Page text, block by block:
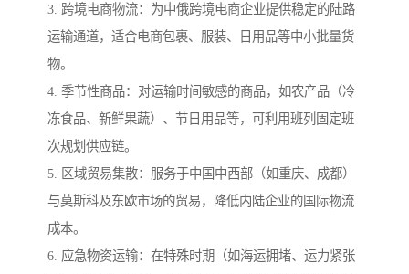
3. 跨境电商物流：为中俄跨境电商企业提供稳定的陆路
运输通道，适合电商包裹、服装、日用品等中小批量货
物。
4. 季节性商品：对运输时间敏感的商品，如农产品（冷
冻食品、新鲜果蔬）、节日用品等，可利用班列固定班
次规划供应链。
5. 区域贸易集散：服务于中国中西部（如重庆、成都）
与莫斯科及东欧市场的贸易，降低内陆企业的国际物流
成本。
6. 应急物资运输：在特殊时期（如海运拥堵、运力紧张